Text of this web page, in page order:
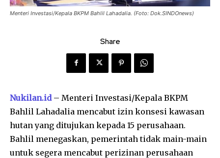
Menteri Investasi/Kepala BKPM Bahlil Lahadalia. (Foto: Dok.SINDOnews)
Share
Nukilan.id– Menteri Investasi/Kepala BKPM
Bahlil Lahadalia mencabut izin konsesi kawasan
hutan yang ditujukan kepada 15 perusahaan.
Bahlil menegaskan, pemerintah tidak main-main
untuk segera mencabut perizinan perusahaan